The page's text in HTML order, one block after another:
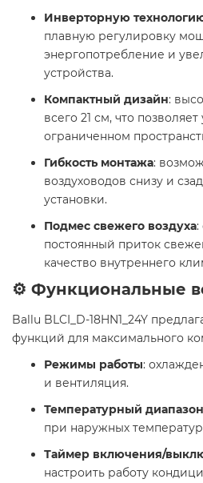
Инверторную
плавную регулировку
энергопотребление и
устройства.
Компактный дизайн:
всего 21 см, что
ограниченном
Гибкость монтажа:
воздуховодов снизу и
установки.
Подмес свежего воздуха:
постоянный приток
качество внутреннего
⚙️ Функциональные
Ballu BLCI_D-18HN1_24Y
функций для максимального
Режимы работы:
и вентиляция.
Температурный диапазон
при наружных
Таймер включения/
настроить работу